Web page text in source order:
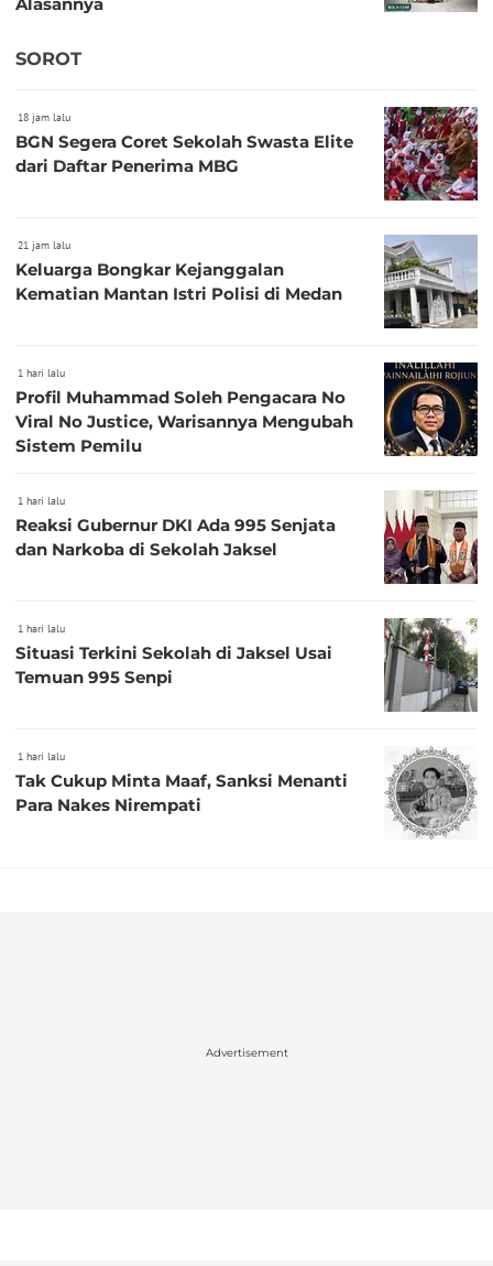
SOROT
18 jam lalu
BGN Segera Coret Sekolah Swasta Elite
dari Daftar Penerima MBG
21 jam lalu
Keluarga Bongkar Kejanggalan
Kematian Mantan Istri Polisi di Medan
1 hari lalu
Profil Muhammad Soleh Pengacara No
Viral No Justice, Warisannya Mengubah
Sistem Pemilu
1 hari lalu
Reaksi Gubernur DKI Ada 995 Senjata
dan Narkoba di Sekolah Jaksel
1 hari lalu
Situasi Terkini Sekolah di Jaksel Usai
Temuan 995 Senpi
1 hari lalu
Tak Cukup Minta Maaf, Sanksi Menanti
Para Nakes Nirempati
Advertisement